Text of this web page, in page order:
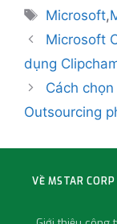
Microsoft,
Microsoft
dụng
Cách
Outsourcing
VỀ MSTAR CORP